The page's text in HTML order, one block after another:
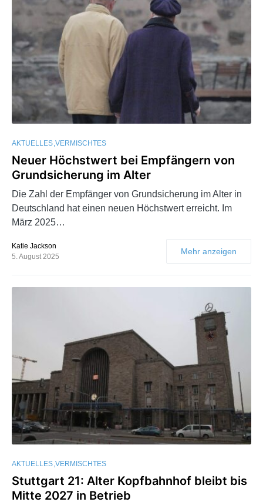
AKTUELLES VERMISCHTES
Neuer Höchstwert bei Empfängern von
Grundsicherung im Alter
Die Zahl der Empfänger von Grundsicherung im Alter in
Deutschland hat einen neuen Höchstwert erreicht. Im
März 2025…
Katie Jackson
5. August 2025
Mehr anzeigen
AKTUELLES VERMISCHTES
Stuttgart 21: Alter Kopfbahnhof bleibt bis
Mitte 2027 in Betrieb